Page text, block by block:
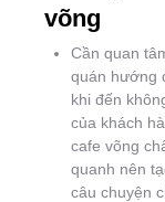
võng
Cần quan
quán hướng
khi đến
của khách
cafe võng
quanh nên
câu chuyện